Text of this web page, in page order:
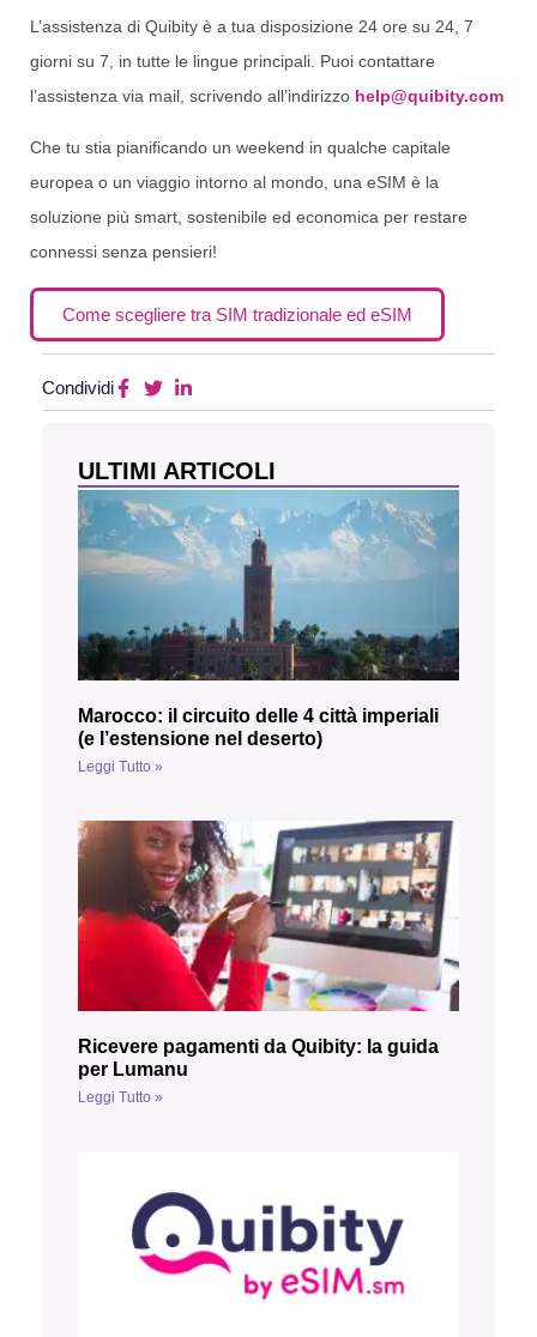
L’assistenza di Quibity è a tua disposizione 24 ore su 24, 7
giorni su 7, in tutte le lingue principali. Puoi contattare
l’assistenza via mail, scrivendo all’indirizzo help@quibity.com
Che tu stia pianificando un weekend in qualche capitale
europea o un viaggio intorno al mondo, una eSIM è la
soluzione più smart, sostenibile ed economica per restare
connessi senza pensieri!
Come scegliere tra SIM tradizionale ed eSIM
Condividi
ULTIMI ARTICOLI
Marocco: il circuito delle 4 città imperiali
(e l’estensione nel deserto)
Leggi Tutto »
Ricevere pagamenti da Quibity: la guida
per Lumanu
Leggi Tutto »